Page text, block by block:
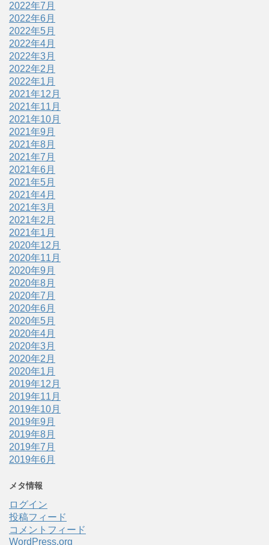
2022年7月
2022年6月
2022年5月
2022年4月
2022年3月
2022年2月
2022年1月
2021年12月
2021年11月
2021年10月
2021年9月
2021年8月
2021年7月
2021年6月
2021年5月
2021年4月
2021年3月
2021年2月
2021年1月
2020年12月
2020年11月
2020年9月
2020年8月
2020年7月
2020年6月
2020年5月
2020年4月
2020年3月
2020年2月
2020年1月
2019年12月
2019年11月
2019年10月
2019年9月
2019年8月
2019年7月
2019年6月
メタ情報
ログイン
投稿フィード
コメントフィード
WordPress.org